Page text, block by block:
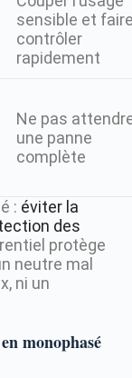
sensible et
contrôler
rapidement
Ne pas
une panne
complète
: éviter la
des
protège
neutre mal
ni un
monophasé